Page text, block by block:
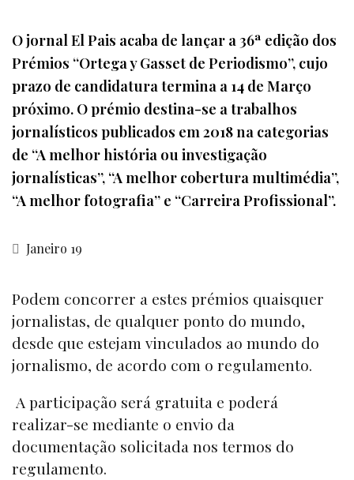
O jornal El Pais acaba de lançar a 36ª edição dos
Prémios “Ortega y Gasset de Periodismo”, cujo
prazo de candidatura termina a 14 de Março
próximo. O prémio destina-se a trabalhos
jornalísticos publicados em 2018 na categorias
de “A melhor história ou investigação
jornalísticas”, “A melhor cobertura multimédia”,
“A melhor fotografia” e “Carreira Profissional”.
Janeiro 19
Podem concorrer a estes prémios quaisquer
jornalistas, de qualquer ponto do mundo,
desde que estejam vinculados ao mundo do
jornalismo, de acordo com o regulamento.
A participação será gratuita e poderá
realizar-se mediante o envio da
documentação solicitada nos termos do
regulamento.